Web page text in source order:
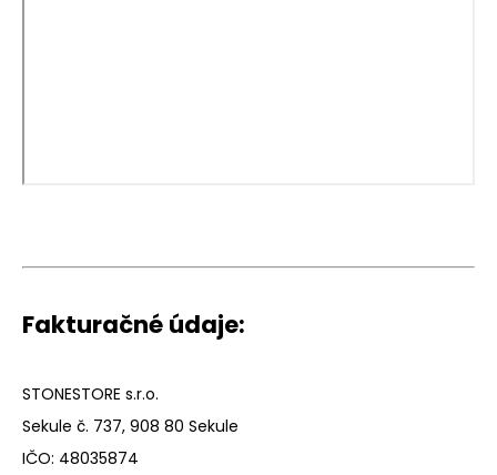
Fakturačné údaje:
STONESTORE s.r.o.
Sekule č. 737, 908 80 Sekule
IČO: 48035874